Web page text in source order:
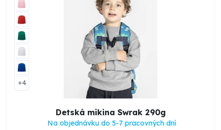
+4
Detská mikina Swrak 290g
Na objednávku do 5-7 pracovných dní